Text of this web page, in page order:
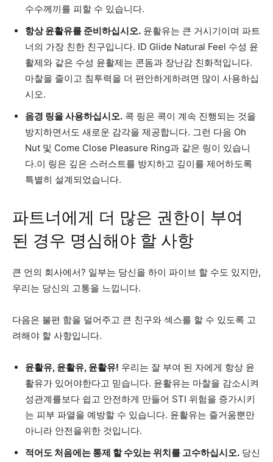
수수께끼를 피할 수 있습니다.
항상 윤활유를 준비하십시오. 윤활유는 큰 거시기이며 파트
너의 가장 친한 친구입니다. ID Glide Natural Feel 수성 윤
활제와 같은 수성 윤활제는 콘돔과 장난감 친화적입니다.
마찰을 줄이고 침투력을 더 편안하게하려면 많이 사용하십
시오.
음경 링을 사용하십시오. 콕 링은 콕이 계속 진행되는 것을
방지하면서도 새로운 감각을 제공합니다. 그런 다음 Oh
Nut 및 Come Close Pleasure Ring과 같은 링이 있습니
다.이 링은 깊은 스러스트를 방지하고 깊이를 제어하도록
특별히 설계되었습니다.
파트너에게 더 많은 권한이 부여
된 경우 명심해야 할 사항
큰 언의 회사에서? 일부는 당신을 하이 파이브 할 수도 있지만,
우리는 당신의 고통을 느낍니다.
다음은 불편 함을 덜어주고 큰 친구와 섹스를 할 수 있도록 고
려해야 할 사항입니다.
윤활유, 윤활유, 윤활유! 우리는 잘 부여 된 자에게 항상 윤
활유가 있어야한다고 믿습니다. 윤활유는 마찰을 감소시켜
성관계를보다 쉽고 안전하게 만들어 STI 위험을 증가시키
는 피부 파열을 예방할 수 있습니다. 윤활유는 즐거움뿐만
아니라 안전을위한 것입니다.
적어도 처음에는 통제 할 수있는 위치를 고수하십시오. 당신